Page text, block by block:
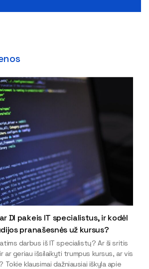
DI pakeis IT specialistus, ir kodėl
pranašesnės už kursus?
darbus iš IT specialistų? Ar ši sritis
ar geriau išsilaikyti trumpus kursus, ar vis
klausimai dažniausiai iškyla apie